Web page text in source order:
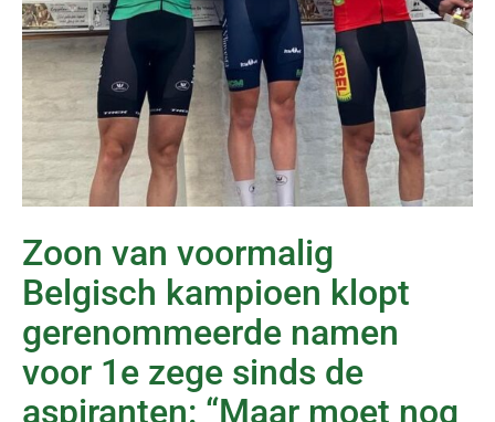
Zoon van voormalig
Belgisch kampioen klopt
gerenommeerde namen
voor 1e zege sinds de
aspiranten: “Maar moet nog